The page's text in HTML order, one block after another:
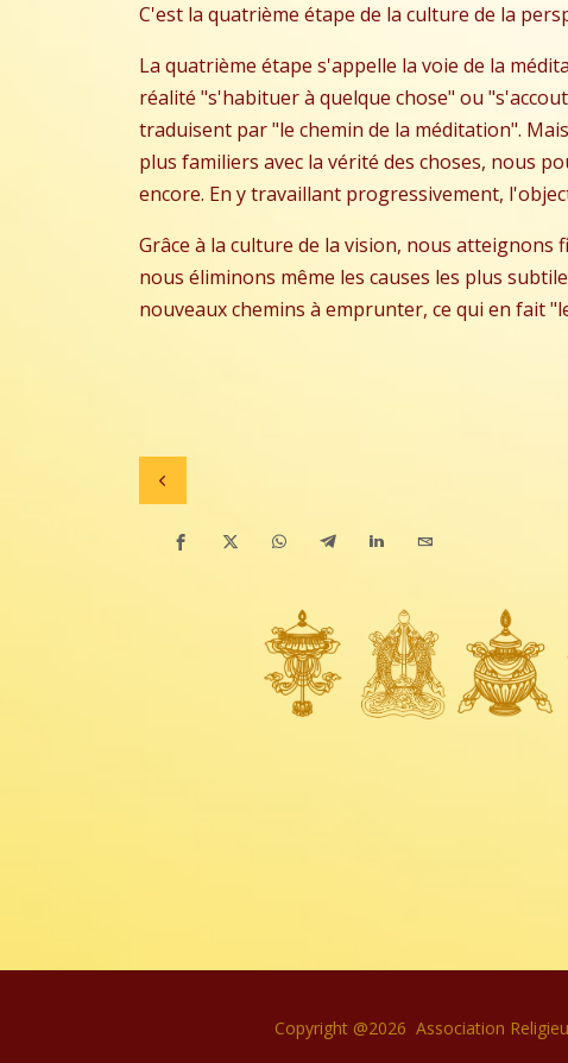
C'est la quatrième étape de la culture de la
La quatrième étape s'appelle la voie de la
réalité "s'habituer à quelque chose" ou
traduisent par "le chemin de la méditation".
plus familiers avec la vérité des choses, nous
encore. En y travaillant progressivement,
Grâce à la culture de la vision, nous atteignons
nous éliminons même les causes les plus
nouveaux chemins à emprunter, ce qui en fait
Copyright @2026 Association